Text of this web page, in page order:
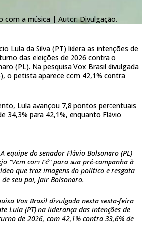
com a música | Autor: Divulgação.
Lula da Silva (PT) lidera as intenções de
das eleições de 2026 contra o
(PL). Na pesquisa Vox Brasil divulgada
o petista aparece com 42,1% contra
Lula avançou 7,8 pontos percentuais
34,3% para 42,1%, enquanto Flávio
equipe do senador Flávio Bolsonaro (PL)
“Vem com Fé” para sua pré-campanha à
que traz imagens do político e resgata
seu pai, Jair Bolsonaro.
Vox Brasil divulgada nesta sexta-feira
Lula (PT) na liderança das intenções de
de 2026, com 42,1% contra 33,6% de